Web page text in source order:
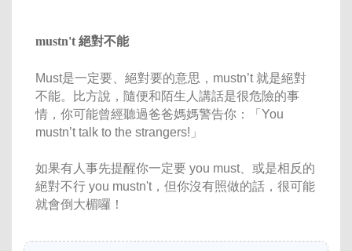
mustn't 絕對不能
Must是一定要、絕對要的意思，mustn’t 就是絕對
不能。比方說，隨便和陌生人講話是很危險的事
情，你可能曾經聽過爸爸媽媽警告你：「You
mustn’t talk to the strangers!」
如果有人事先提醒你一定要 you must、或是相反的
絕對不行 you mustn't，但你沒有照做的話，很可能
就會倒大楣囉！